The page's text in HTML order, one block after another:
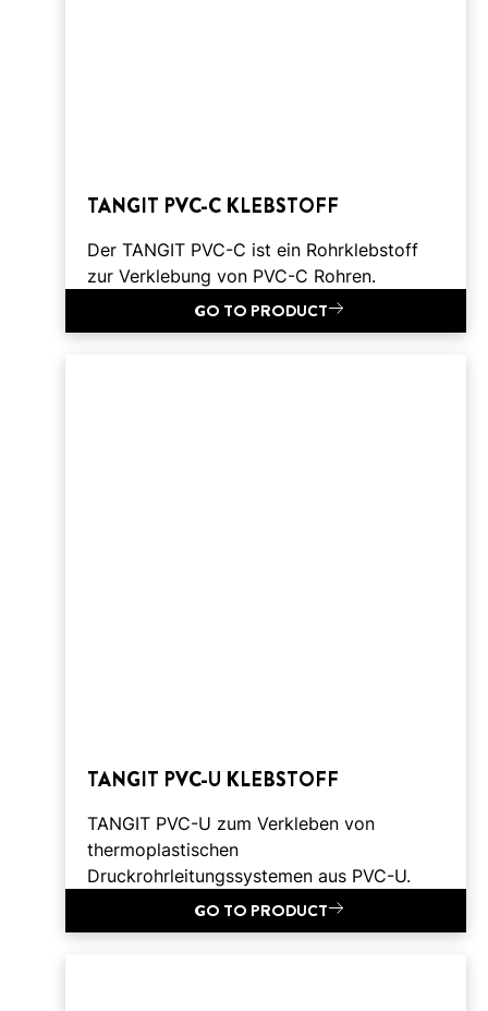
TANGIT PVC-C KLEBSTOFF
Der TANGIT PVC-C ist ein Rohrklebstoff
zur Verklebung von PVC-C Rohren.
GO TO PRODUCT
TANGIT PVC-U KLEBSTOFF
TANGIT PVC-U zum Verkleben von
thermoplastischen
Druckrohrleitungssystemen aus PVC-U.
GO TO PRODUCT